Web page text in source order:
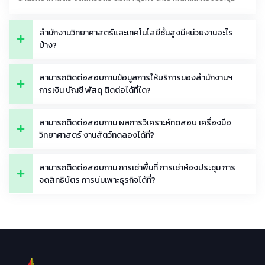
สำนักงานวิทยาศาสตร์และเทคโนโลยีชั้นสูงมีหน่วยงานอะไร
บ้าง?
สามารถติดต่อสอบถามข้อมูลการให้บริการของสำนักงานฯ
การเงิน บัญชี พัสดุ ติดต่อได้ที่ใด?
สามารถติดต่อสอบถาม ผลการวิเคราะห์ทดสอบ เครื่องมือ
วิทยาศาสตร์ งานสัตว์ทดลองได้ที่?
สามารถติดต่อสอบถาม การเช่าพื้นที่ การเช่าห้องประชุม การ
จดสิทธิบัตร การบ่มเพาะธุรกิจได้ที่?